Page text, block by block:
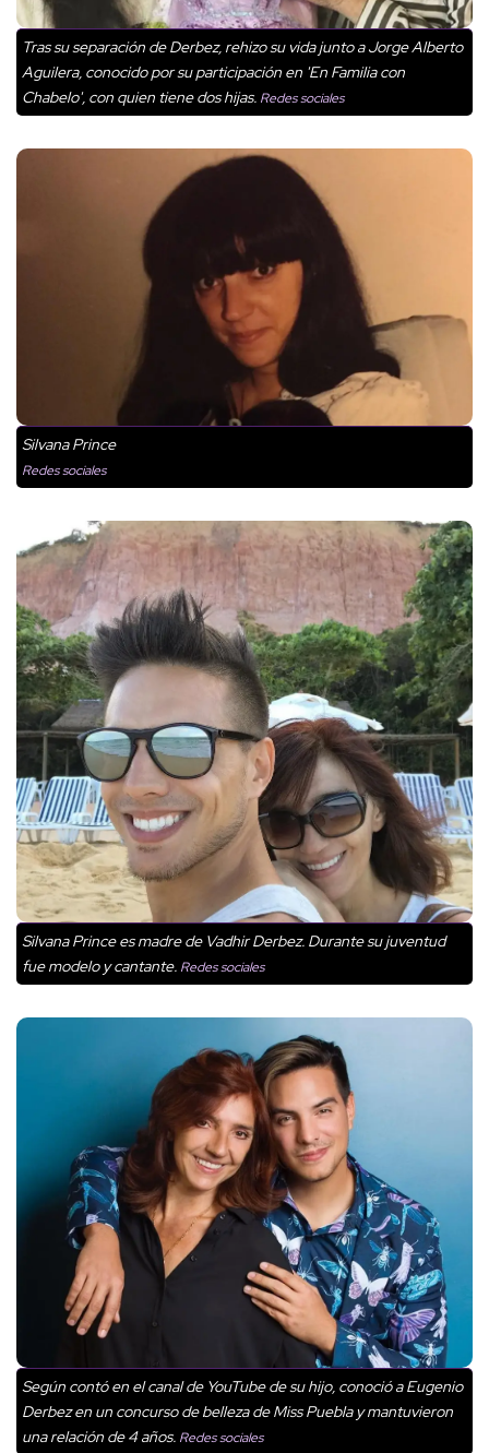
Tras su separación de Derbez, rehizo su vida junto a Jorge Alberto
Aguilera, conocido por su participación en 'En Familia con
Chabelo', con quien tiene dos hijas. Redes sociales
Silvana Prince
Redes sociales
Silvana Prince es madre de Vadhir Derbez. Durante su juventud
fue modelo y cantante. Redes sociales
Según contó en el canal de YouTube de su hijo, conoció a Eugenio
Derbez en un concurso de belleza de Miss Puebla y mantuvieron
una relación de 4 años. Redes sociales